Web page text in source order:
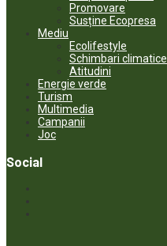
Promovare
Susține Ecopresa
Mediu
Ecolifestyle
Schimbari climatice
Atitudini
Energie verde
Turism
Multimedia
Campanii
Joc
Social